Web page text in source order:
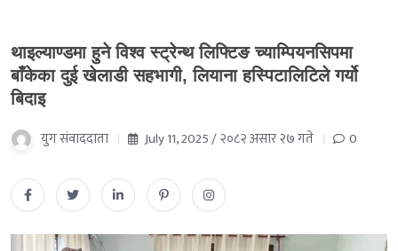
थाइल्याण्डमा हुने विश्व स्ट्रेन्थ लिफ्टिङ च्याम्पियनसिपमा
बाँकेका दुई खेलाडी सहभागी, लियाना हस्पिटालिटिले गर्यो
बिदाइ
युग संवाददाता July 11, 2025 / २०८२ असार २७ गते 0